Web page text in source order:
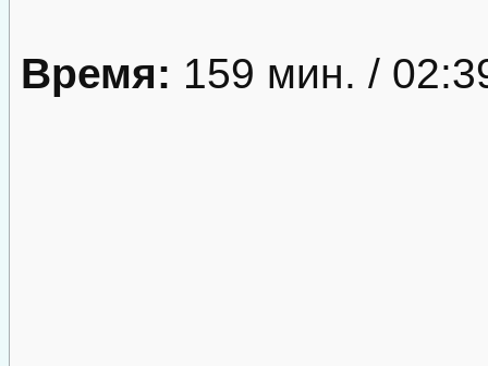
Время: 159 мин. /